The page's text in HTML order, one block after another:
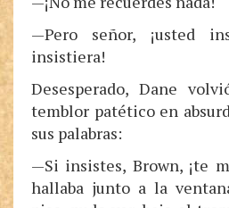
—Pero señor, ¡usted
insistiera!
Desesperado, Dane
temblor patético en
sus palabras:
—Si insistes, Brown, ¡te
hallaba junto a la